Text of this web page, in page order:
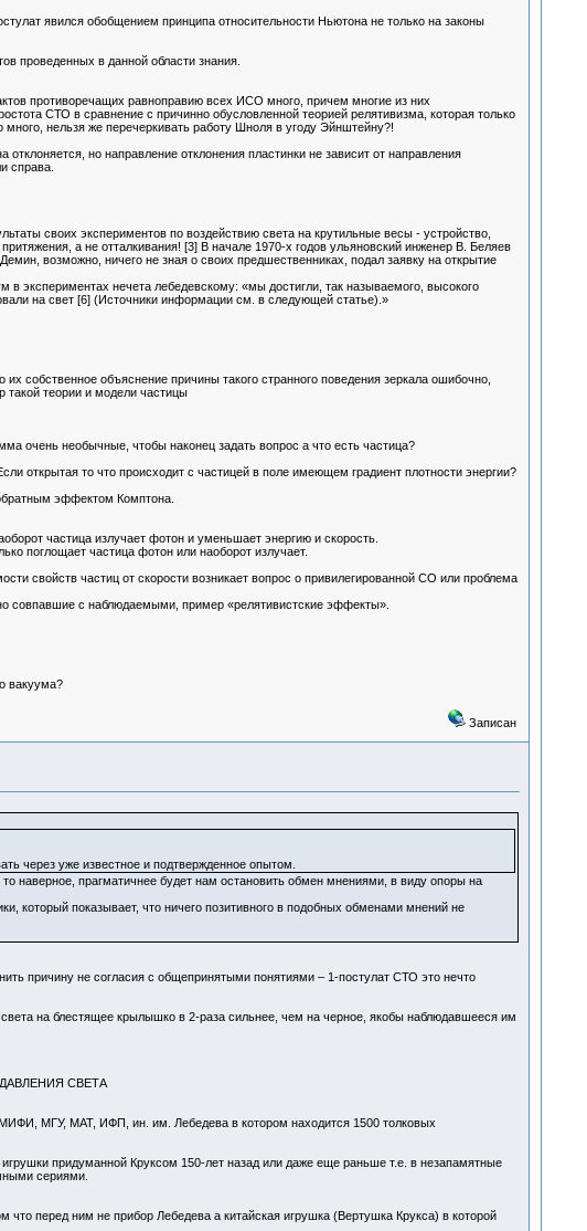
явился обобщением принципа относительности Ньютона не только на законы
проведенных в данной области знания.
противоречащих равноправию всех ИСО много, причем многие из них
СТО в сравнение с причинно обусловленной теорией релятивизма, которая только
нельзя же перечеркивать работу Шноля в угоду Эйнштейну?!
но направление отклонения пластинки не зависит от направления
справа.
своих экспериментов по воздействию света на крутильные весы - устройство,
а не отталкивания! [3] В начале 1970-х годов ульяновский инженер В. Беляев
возможно, ничего не зная о своих предшественниках, подал заявку на открытие
экспериментах нечета лебедевскому: «мы достигли, так называемого, высокого
на свет [6] (Источники информации см. в следующей статье).»
объяснение причины такого странного поведения зеркала ошибочно,
такой теории и модели частицы
очень необычные, чтобы наконец задать вопрос а что есть частица?
открытая то что происходит с частицей в поле имеющем градиент плотности энергии?
эффектом Комптона.
частица излучает фотон и уменьшает энергию и скорость.
поглощает частица фотон или наоборот излучает.
свойств частиц от скорости возникает вопрос о привилегированной СО или проблема
совпавшие с наблюдаемыми, пример «релятивистские эффекты».
вакуума?
Записан
через уже известное и подтвержденное опытом.
наверное, прагматичнее будет нам остановить обмен мнениями, в виду опоры на
который показывает, что ничего позитивного в подобных обменами мнений не
причину не согласия с общепринятыми понятиями – 1-постулат СТО это нечто
на блестящее крылышко в 2-раза сильнее, чем на черное, якобы наблюдавшееся им
СВЕТА
МГУ, МАТ, ИФП, ин. им. Лебедева в котором находится 1500 толковых
придуманной Круксом 150-лет назад или даже еще раньше т.е. в незапамятные
сериями.
что перед ним не прибор Лебедева а китайская игрушка (Вертушка Крукса) в которой